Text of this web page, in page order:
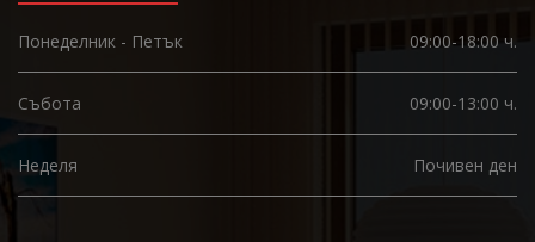
Понеделник - Петък 09:00-18:00 ч.
Събота 09:00-13:00 ч.
Неделя Почивен ден